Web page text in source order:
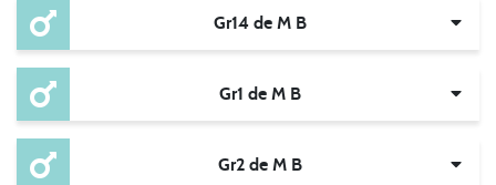
Gr14 de M B
Gr1 de M B
Gr2 de M B